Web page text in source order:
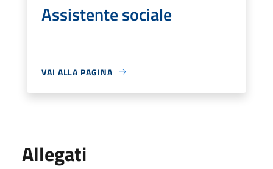
Assistente sociale
VAI ALLA PAGINA
Allegati